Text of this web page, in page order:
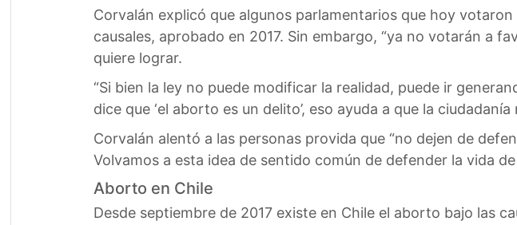
Corvalán explicó que algunos parlamentarios que hoy
causales, aprobado en 2017. Sin embargo, “ya no votarán a
quiere lograr.
“Si bien la ley no puede modificar la realidad, puede ir
dice que ‘el aborto es un delito’, eso ayuda a que la
Corvalán alentó a las personas provida que “no dejen de
Volvamos a esta idea de sentido común de defender la vida
Aborto en Chile
Desde septiembre de 2017 existe en Chile el aborto bajo las